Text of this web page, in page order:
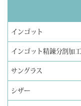
インゴット
インゴット精錬分割加工
サングラス
シザー